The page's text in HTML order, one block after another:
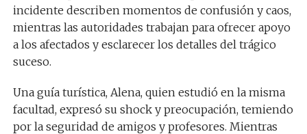
incidente describen momentos de confusión y caos,
mientras las autoridades trabajan para ofrecer apoyo
a los afectados y esclarecer los detalles del trágico
suceso.
Una guía turística, Alena, quien estudió en la misma
facultad, expresó su shock y preocupación, temiendo
por la seguridad de amigos y profesores. Mientras